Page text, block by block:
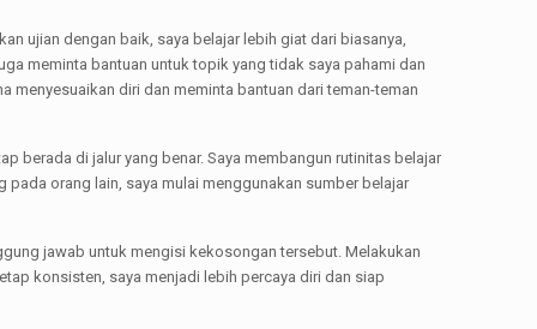
ujian dengan baik, saya belajar lebih giat dari biasanya,
meminta bantuan untuk topik yang tidak saya pahami dan
menyesuaikan diri dan meminta bantuan dari teman-teman
berada di jalur yang benar. Saya membangun rutinitas belajar
orang lain, saya mulai menggunakan sumber belajar
jawab untuk mengisi kekosongan tersebut. Melakukan
konsisten, saya menjadi lebih percaya diri dan siap